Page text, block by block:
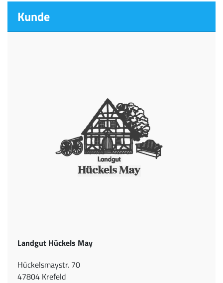
Kunde
Landgut Hückels May
Hückelsmaystr. 70
47804 Krefeld